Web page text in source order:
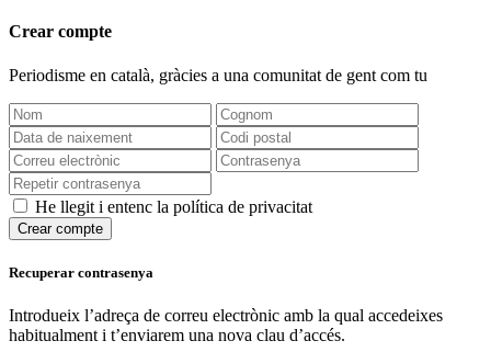
Crear compte
Periodisme en català, gràcies a una comunitat de gent com tu
He llegit i entenc la política de privacitat
Crear compte
Recuperar contrasenya
Introdueix l’adreça de correu electrònic amb la qual accedeixes
habitualment i t’enviarem una nova clau d’accés.